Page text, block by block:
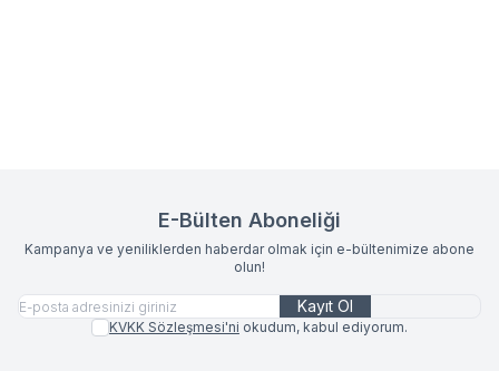
E-Bülten Aboneliği
Kampanya ve yeniliklerden haberdar olmak için e-bültenimize abone
olun!
Kayıt Ol
KVKK Sözleşmesi'ni okudum, kabul ediyorum.